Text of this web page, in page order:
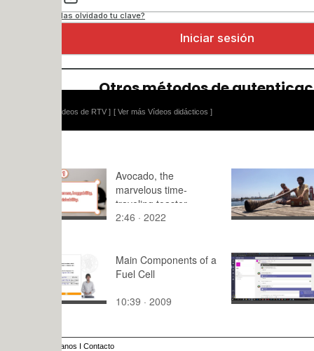
[ Ver más Vídeos didácticos ]
Avocado, the
marvelous time-
traveling toaster
2:46 · 2022
Impro Port
7:30 · 2023
Main Components of a
Fuel Cell
10:39 · 2009
Teams -
reunión
1:55 · 2020